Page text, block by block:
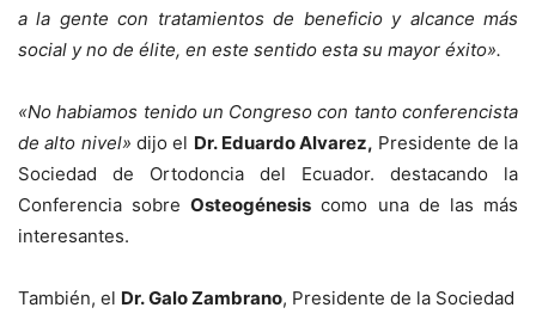
a la gente con tratamientos de beneficio y alcance más
social y no de élite, en este sentido esta su mayor éxito».
«No habiamos tenido un Congreso con tanto conferencista
de alto nivel» dijo el Dr. Eduardo Alvarez, Presidente de la
Sociedad de Ortodoncia del Ecuador. destacando la
Conferencia sobreOsteogénesis como una de las más
interesantes.
También, el Dr. Galo Zambrano, Presidente de la Sociedad